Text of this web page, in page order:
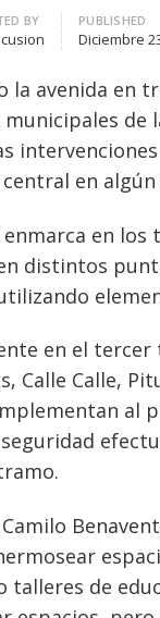
BY PUBLISHED
Diciembre
la avenida en
de
en
enmarca en
distintos
en el
Calle Calle,
al
Camilo
talleres de